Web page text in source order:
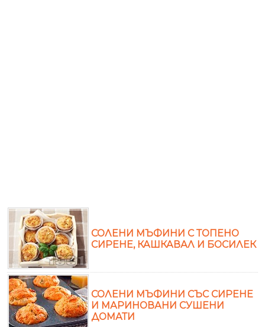
СОЛЕНИ МЪФИНИ С ТОПЕНО
СИРЕНЕ, КАШКАВАЛ И БОСИЛЕК
СОЛЕНИ МЪФИНИ СЪС СИРЕНЕ
И МАРИНОВАНИ СУШЕНИ
ДОМАТИ